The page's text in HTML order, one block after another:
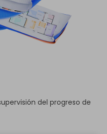
del progreso de